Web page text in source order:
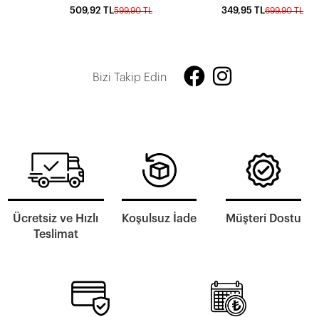
599,90 TL
509,92 TL 699,90 TL
349,95 TL
Bizi Takip Edin
Ücretsiz ve Hızlı
Teslimat
Koşulsuz İade Müşteri Dostu